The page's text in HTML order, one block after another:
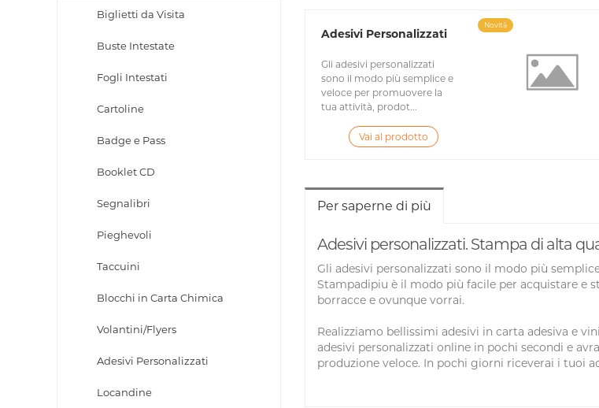
Biglietti da Visita
Buste Intestate
Fogli Intestati
Cartoline
Badge e Pass
Booklet CD
Segnalibri
Pieghevoli
Taccuini
Blocchi in Carta Chimica
Volantini/Flyers
Adesivi Personalizzati
Locandine
Adesivi Personalizzati
Gli adesivi personalizzati
sono il modo più semplice e
veloce per promuovere la
tua attività, prodot...
Vai al prodotto
Novità
Per saperne di più
Adesivi personalizzati. Stampa di alta
Gli adesivi personalizzati sono il modo più
Stampadipiu è il modo più facile per acquistare e
borracce e ovunque vorrai.
Realizziamo bellissimi adesivi in carta adesiva e
adesivi personalizzati online in pochi secondi e
produzione veloce. In pochi giorni riceverai i tuoi